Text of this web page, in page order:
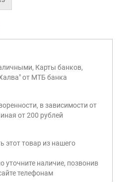
Карты банков,
от МТБ банка
в зависимости от
от 200 рублей
этот товар из нашего
уточните наличие, позвонив
телефонам